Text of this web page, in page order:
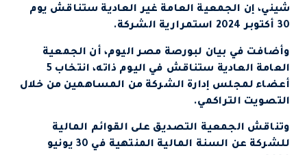
شيني، إن الجمعية العامة غير العادية ستناقش يوم
30 أكتوبر 2024 استمرارية الشركة.
وأضافت في بيان لبورصة مصر اليوم، أن الجمعية
العامة العادية ستناقش في اليوم ذاته، انتخاب 5
أعضاء لمجلس إدارة الشركة من المساهمين من خلال
التصويت التراكمي.
وتناقش الجمعية التصديق على القوائم المالية
للشركة عن السنة المالية المنتهية في 30 يونيو